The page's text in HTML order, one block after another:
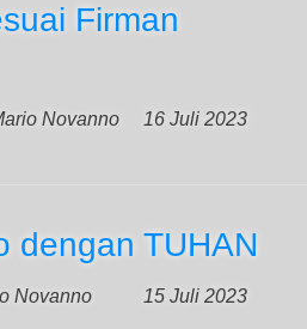
Firman
16 Juli 2023
Novanno
dengan TUHAN
15 Juli 2023
Novanno